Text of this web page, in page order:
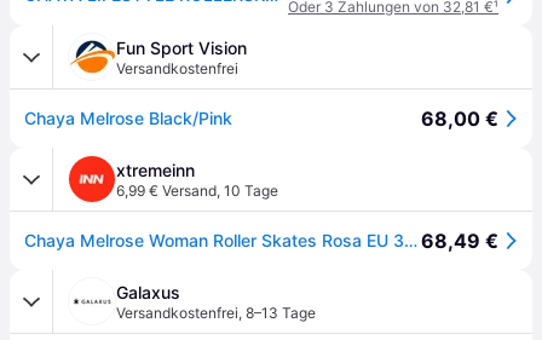
Oder 3 Zahlungen von 32,81 €¹
Fun Sport Vision
Versandkostenfrei
Chaya Melrose Black/Pink 68,00 €
xtremeinn
6,99 € Versand, 10 Tage
Chaya Melrose Woman Roller Skates Rosa EU 36 Frau68,49 €
Galaxus
Versandkostenfrei, 8–13 Tage